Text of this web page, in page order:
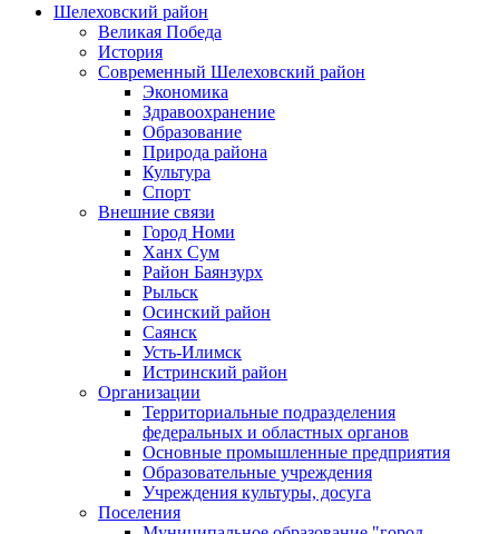
Шелеховский район
Великая Победа
История
Современный Шелеховский район
Экономика
Здравоохранение
Образование
Природа района
Культура
Спорт
Внешние связи
Город Номи
Ханх Сум
Район Баянзурх
Рыльск
Осинский район
Саянск
Усть-Илимск
Истринский район
Организации
Территориальные подразделения
федеральных и областных органов
Основные промышленные предприятия
Образовательные учреждения
Учреждения культуры, досуга
Поселения